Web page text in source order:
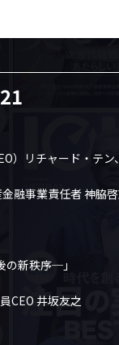
）リチャード・テ
融事業責任者 神脇
新秩序─」
CEO 井坂友之